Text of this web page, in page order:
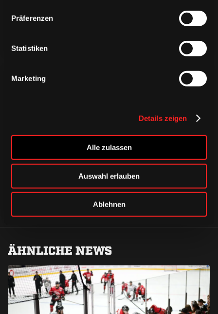
Präferenzen
Statistiken
Marketing
Details zeigen
Alle zulassen
Auswahl erlauben
Ablehnen
CAPS & CO
CAPS & CO
CAPS & CO
ÄHNLICHE NEWS